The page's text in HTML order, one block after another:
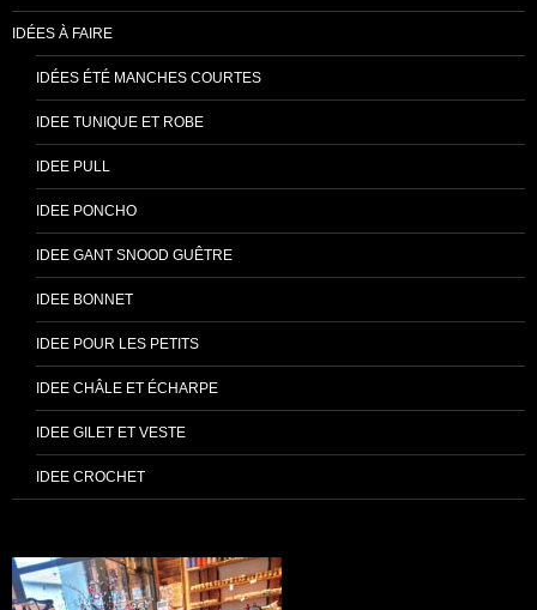
IDÉES À FAIRE
IDÉES ÉTÉ MANCHES COURTES
IDEE TUNIQUE ET ROBE
IDEE PULL
IDEE PONCHO
IDEE GANT SNOOD GUÊTRE
IDEE BONNET
IDEE POUR LES PETITS
IDEE CHÂLE ET ÉCHARPE
IDEE GILET ET VESTE
IDEE CROCHET